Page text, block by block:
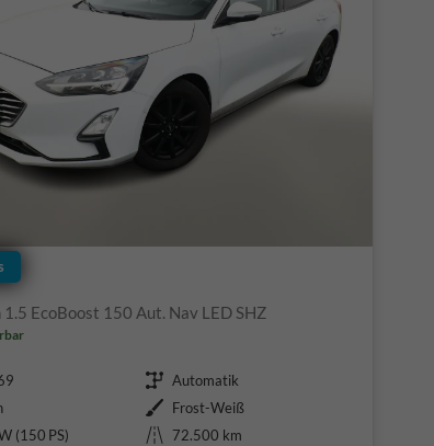
EcoBoost 150 Aut. Nav LED SHZ
Getriebe Automatik
Außenfarbe Frost-Weiß
(150 PS) Kilometerstand
72.500 km